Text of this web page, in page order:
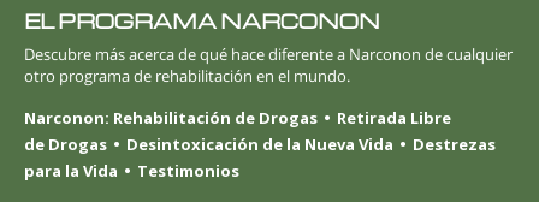
EL PROGRAMA NARCONON
Descubre más acerca de qué hace diferente a Narconon de cualquier
otro programa de rehabilitación en el mundo.
Narconon: Rehabilitación de Drogas
Retirada Libre
de Drogas
Desintoxicación de la Nueva Vida
Destrezas
para la Vida
Testimonios